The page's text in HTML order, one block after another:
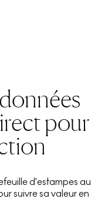
pour
d'estampes au
suivre sa valeur en